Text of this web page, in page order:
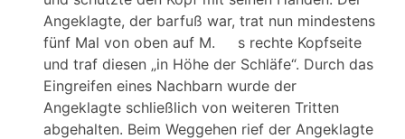
Angeklagte, der barfuß war, trat nun mindestens
fünf Mal von oben auf M. s rechte Kopfseite
und traf diesen „in Höhe der Schläfe“. Durch das
Eingreifen eines Nachbarn wurde der
Angeklagte schließlich von weiteren Tritten
abgehalten. Beim Weggehen rief der Angeklagte